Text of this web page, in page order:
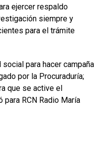
ejercer respaldo
siempre y
para el trámite
para hacer campaña
por la Procuraduría;
que se active el
RCN Radio María